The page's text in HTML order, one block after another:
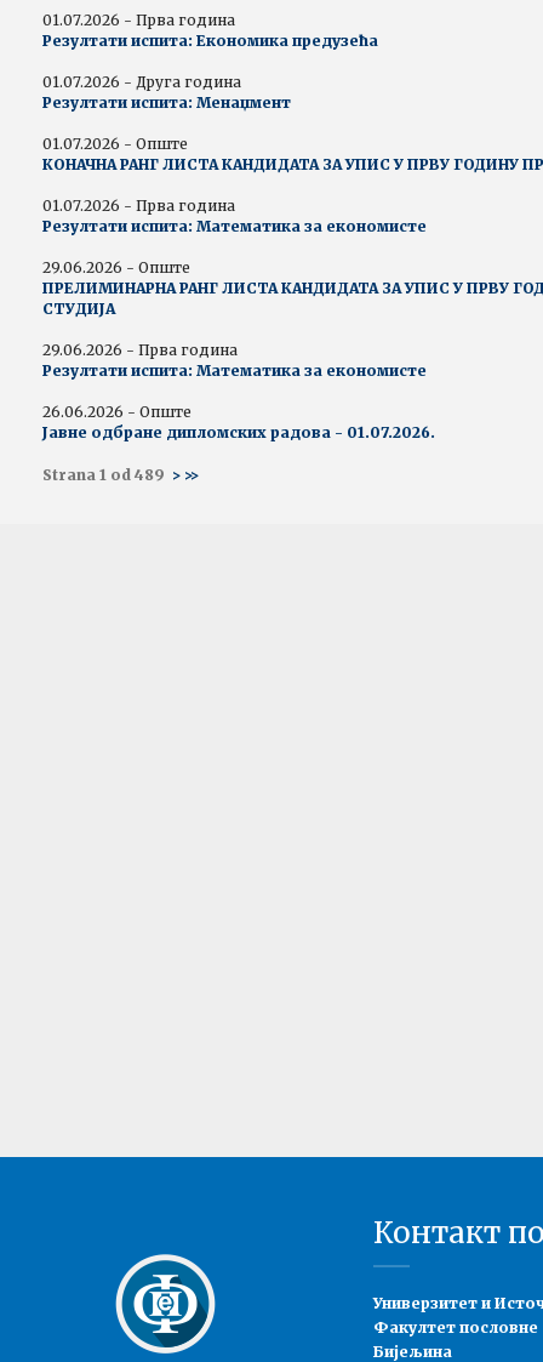
01.07.2026 - Прва година
Резултати испита: Економика предузећа
01.07.2026 - Друга година
Резултати испита: Менаџмент
01.07.2026 - Опште
КОНАЧНА РАНГ ЛИСТА КАНДИДАТА ЗА УПИС У ПРВУ ГОДИНУ
01.07.2026 - Прва година
Резултати испита: Математика за економисте
29.06.2026 - Опште
ПРЕЛИМИНАРНА РАНГ ЛИСТА КАНДИДАТА ЗА УПИС У ПРВУ
СТУДИЈА
29.06.2026 - Прва година
Резултати испита: Математика за економисте
26.06.2026 - Опште
Јавне одбране дипломских радова - 01.07.2026.
Strana 1 od 489 > >>
Контакт
Универзитет и
Факултет пословне
Бијељина